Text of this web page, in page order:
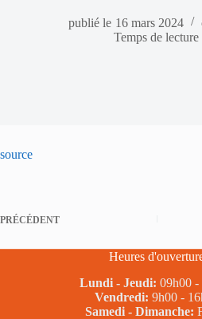
publié le 16 mars 2024
Temps de lecture
source
PRÉCÉDENT
Heures
Lundi - Jeudi: 09h00 -
Vendredi: 9h00 -
Samedi - Dimanche: